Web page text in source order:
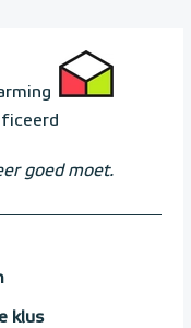
goed moet.
klus